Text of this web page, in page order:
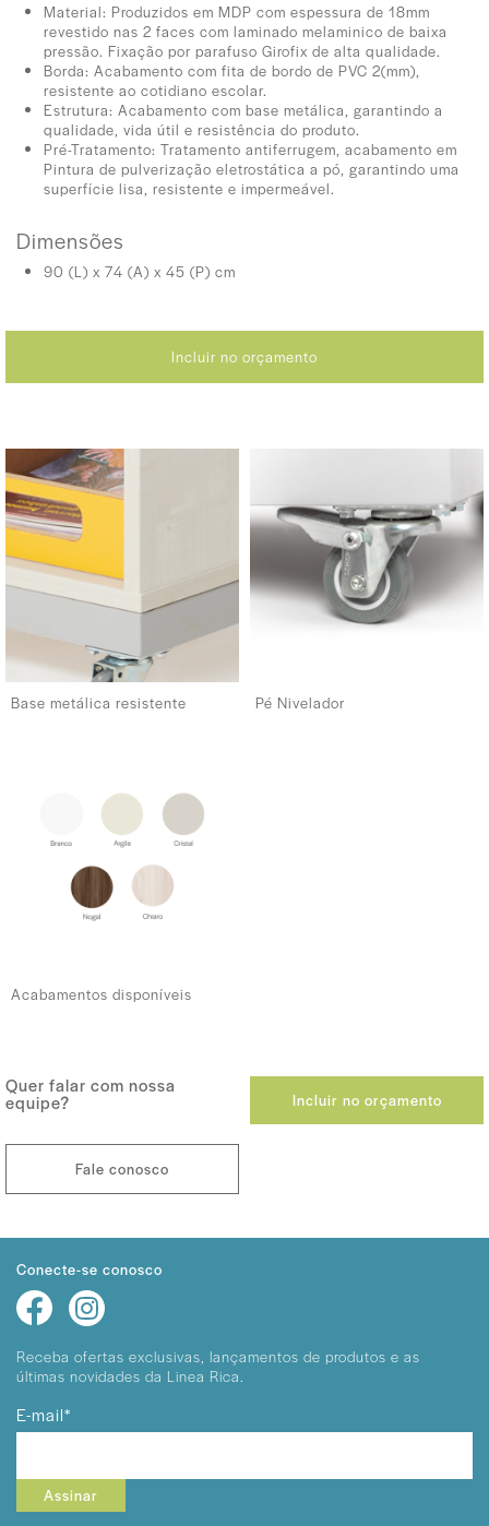
Material: Produzidos em MDP com espessura de 18mm
revestido nas 2 faces com laminado melaminico de baixa
pressão. Fixação por parafuso Girofix de alta qualidade.
Borda: Acabamento com fita de bordo de PVC 2(mm),
resistente ao cotidiano escolar.
Estrutura: Acabamento com base metálica, garantindo a
qualidade, vida útil e resistência do produto.
Pré-Tratamento: Tratamento antiferrugem, acabamento em
Pintura de pulverização eletrostática a pó, garantindo uma
superfície lisa, resistente e impermeável.
Dimensões
90 (L) x 74 (A) x 45 (P) cm
Incluir no orçamento
Base metálica resistente Pé Nivelador
Acabamentos disponíveis
Quer falar com nossa
equipe?
Fale conosco
Incluir no orçamento
Conecte-se conosco
Receba ofertas exclusivas, lançamentos de produtos e as
últimas novidades da Linea Rica.
E-mail*
Assinar